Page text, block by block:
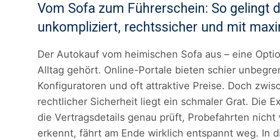
Vom Sofa zum Führerschein: So gelingt
unkompliziert, rechtssicher und mit
Der Autokauf vom heimischen Sofa aus – eine
Alltag gehört. Online-Portale bieten schier
Konfiguratoren und oft attraktive Preise. Doch
rechtlicher Sicherheit liegt ein schmaler Grat. Die
die Vertragsdetails genau prüft, Probefahrten
erkennt, fährt am Ende wirklich entspannt weg. In